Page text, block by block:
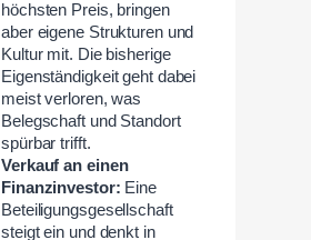
höchsten Preis, bringen
aber eigene Strukturen und
Kultur mit. Die bisherige
Eigenständigkeit geht dabei
meist verloren, was
Belegschaft und Standort
spürbar trifft.
Verkauf an einen
Finanzinvestor: Eine
Beteiligungsgesellschaft
steigt ein und denkt in